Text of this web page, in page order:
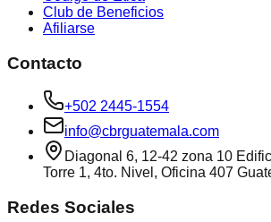
Club de Beneficios
Afiliarse
Contacto
+502 2445-1554
info@cbrguatemala.com
Diagonal 6, 12-42 zona 10
Torre 1, 4to. Nivel, Oficina 407
Redes Sociales